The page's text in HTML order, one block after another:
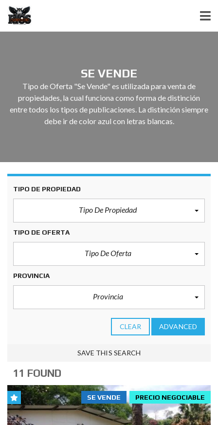
SE VENDE
Tipo de Oferta "Se Vende" es utilizada para venta de
propiedades, la cual funciona como forma de distinción
entre todos los tipos de publicaciones. La distinción siempre
debe ir de color azul con letras blancas.
TIPO DE PROPIEDAD
Tipo De Propiedad
TIPO DE OFERTA
Tipo De Oferta
PROVINCIA
Provincia
CLEAR ADVANCED
SAVE THIS SEARCH
11 FOUND
PRECIO NEGOCIABLE
SE VENDE